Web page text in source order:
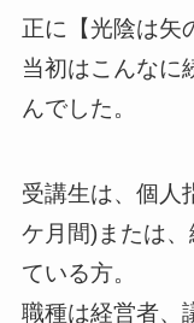
正に【光陰は
当初はこんなに
んでした。
受講生は、個人
ケ月間)または
ている方。
職種は経営者、